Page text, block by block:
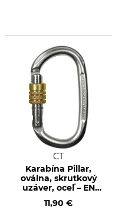
CT
Karabína Pillar,
oválna, skrutkový
uzáver, oceľ – EN
11,90 €